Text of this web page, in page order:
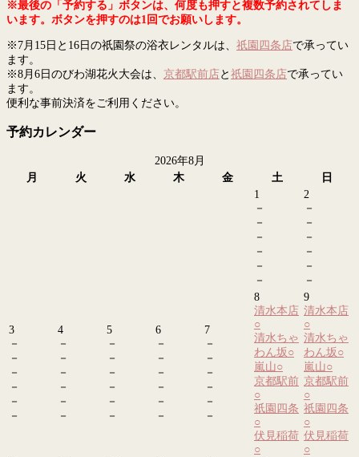
※最後の「予約する」ボタンは、何度も押すと複数予約されてしま
います。ボタンを押すのは1回でお願いします。
※7月15日と16日の祇園祭の浴衣レンタルは、 祇園四条店で承ってい
ます。
※8月6日のびわ湖花火大会は、 京都駅前店 と 祇園四条店で承ってい
ます。
便利な事前決済をご利用ください。
予約カレンダー
2026年8月
月
火 水 木 金 土
日
1
－
－
－
－
－
－
2
－
－
－
－
－
－
3
－
－
－
－
－
－
4
－
－
－
－
－
－
5
－
－
－
－
－
－
6
－
－
－
－
－
－
7
－
－
－
－
－
－
8
清水本店
○
清水ちゃ
わん坂○
嵐山○
京都駅前
○
祇園四条
○
伏見稲荷
○
9
清水本店
○
清水ちゃ
わん坂○
嵐山○
京都駅前
○
祇園四条
○
伏見稲荷
○